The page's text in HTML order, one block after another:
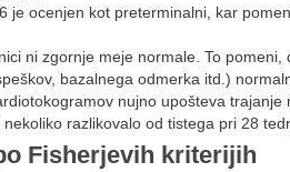
je ocenjen kot preterminalni, kar
ni zgornje meje normale. To
bazalnega odmerka itd.)
nujno upošteva
razlikovalo od tistega pri 28
Fisherjevih kriterijih